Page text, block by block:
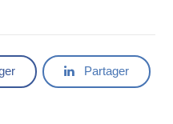
Partager